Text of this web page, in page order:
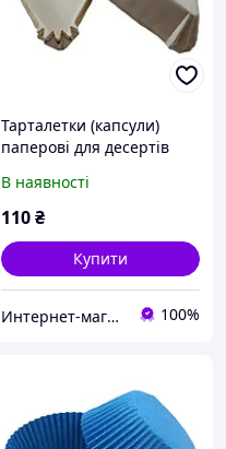
Тарталетки (капсули)
паперові для десертів
В наявності
110₴
Купити
Интернет-магазин "Повар, пекарь и кондитер" 100%